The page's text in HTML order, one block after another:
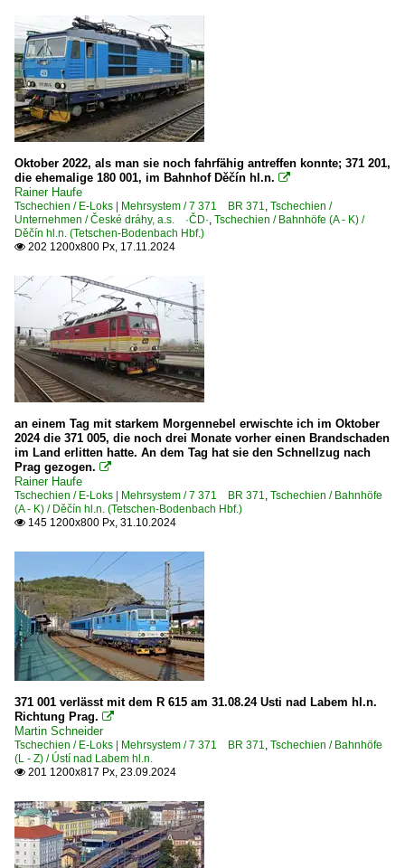
Güterverkehr (Gbf, Rbf, Ubf)
Rbf Dresden-Friedrichstadt
Rbf Halle (Saale)
Museen und Ausstellungen
Thüringer Eisenbahnverein e. V., Weimar ·TEV·
Personenwagen | Steuerwagen
Doppelstock-Steuerwagen 2. Generation für DR 760.0
IC-Steuerwagen 286
Regional- und Fernzüge
AZ Autozüge im Personenverkehr
EC EuroCity-Züge
S-Bahn Berlin ·BVG, DB·
S-Bahn Dresden
S-Bahn Mitteldeutschland
Nachtaufnahmen
Stimmungsbilder
Straßenbahn
Straßenbahn Dresden ·DVB·
Strecken | KBS 200-299
200 Berlin Ostbahnhof – Berlin Hbf – Berlin
201 'ost' Berlin Ostbahnhof – Frankfurt (Oder) – Guben
Strecken | KBS 500-599
500 Leipzig – Wurzen – Riesa – Coswig – Radebeul –
Oktober 2022, als man sie noch fahrfähig antreffen konnte; 371 201,
die ehemalige 180 001, im Bahnhof Děčín hl.n. 
Rainer Haufe
Tschechien / E-Loks | Mehrsystem / 7 371 BR 371, Tschechien /
Unternehmen / České dráhy, a.s. ·ČD·, Tschechien / Bahnhöfe (A - K) /
Děčín hl.n. (Tetschen-Bodenbach Hbf.)
 202 1200x800 Px, 17.11.2024
an einem Tag mit starkem Morgennebel erwischte ich im Oktober
2024 die 371 005, die noch drei Monate vorher einen Brandschaden
im Land erlitten hatte. An dem Tag hat sie den Schnellzug nach
Prag gezogen. 
Rainer Haufe
Tschechien / E-Loks | Mehrsystem / 7 371 BR 371, Tschechien / Bahnhöfe
(A - K) / Děčín hl.n. (Tetschen-Bodenbach Hbf.)
 145 1200x800 Px, 31.10.2024
371 001 verlässt mit dem R 615 am 31.08.24 Usti nad Labem hl.n.
Richtung Prag. 
Martin Schneider
Tschechien / E-Loks | Mehrsystem / 7 371 BR 371, Tschechien / Bahnhöfe
(L - Z) / Ústí nad Labem hl.n.
 201 1200x817 Px, 23.09.2024